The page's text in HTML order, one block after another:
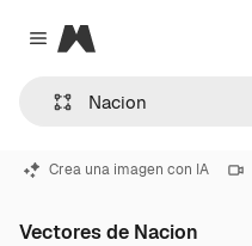
Close menu
Magnific
Crea una imagen con IA
Vectores de Nacion